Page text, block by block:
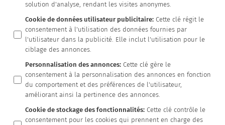
solution d'analyse, rendant les visites anonymes.
Cookie de données utilisateur publicitaire: Cette clé régit le
consentement à l'utilisation des données fournies par
l'utilisateur dans la publicité. Elle inclut l'utilisation pour le
ciblage des annonces.
Personnalisation des annonces: Cette clé gère le
consentement à la personnalisation des annonces en fonction
du comportement et des préférences de l'utilisateur,
améliorant ainsi la pertinence des annonces.
Cookie de stockage des fonctionnalités: Cette clé contrôle le
consentement pour les cookies qui prennent en charge des